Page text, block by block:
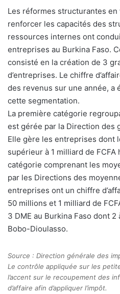
Les réformes structurantes
renforcer les capacités des
ressources internes ont
entreprises au Burkina Faso.
consisté en la création de 3
d’entreprises. Le chiffre
des revenus sur une année,
cette segmentation.
La première catégorie
est gérée par la Direction des
Elle gère les entreprises dont
supérieur à 1 milliard de FCFA
catégorie comprenant les
par les Directions des
entreprises ont un chiffre
50 millions et 1 milliard de
3 DME au Burkina Faso dont
Bobo-Dioulasso.
Source : Direction générale des
Le contrôle appliquée sur les
l’accent sur le recoupement des
d’affaire afin d’appliquer l’impôt.